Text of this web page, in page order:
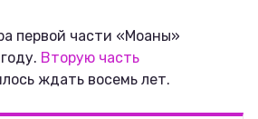
первой части «Моаны»
Вторую часть
ждать восемь лет.